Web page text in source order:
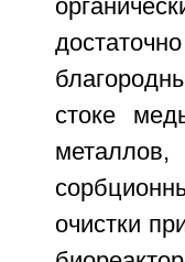
стоке
металлов,
очистки